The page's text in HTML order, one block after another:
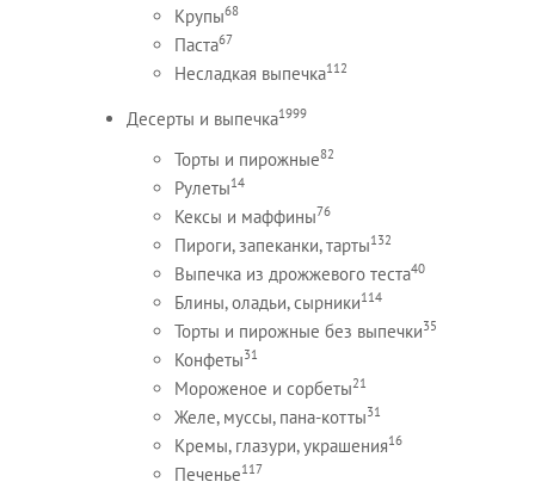
Крупы68
Паста67
Несладкая выпечка112
Десерты и выпечка1999
Торты и пирожные82
Рулеты14
Кексы и маффины76
Пироги, запеканки, тарты132
Выпечка из дрожжевого теста40
Блины, оладьи, сырники114
Торты и пирожные без выпечки35
Конфеты31
Мороженое и сорбеты21
Желе, муссы, пана-котты31
Кремы, глазури, украшения16
Печенье117